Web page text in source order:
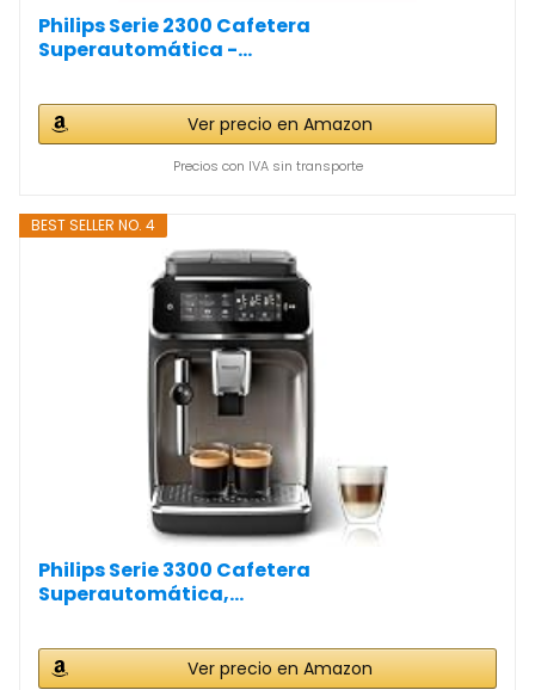
Philips Serie 2300 Cafetera
Superautomática -...
Ver precio en Amazon
Precios con IVA sin transporte
BEST SELLER NO. 4
Philips Serie 3300 Cafetera
Superautomática,...
Ver precio en Amazon